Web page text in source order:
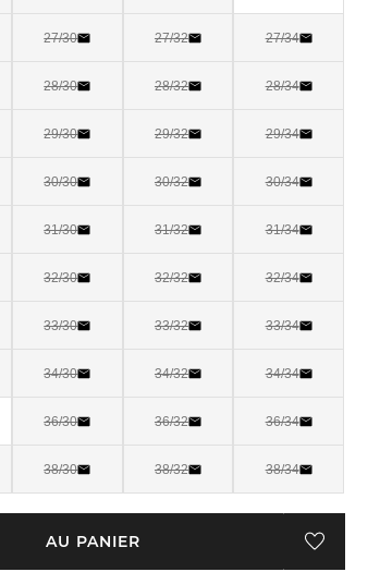
27/30 27/32 27/34
28/30 28/32 28/34
29/30 29/32 29/34
30/30 30/32 30/34
31/30 31/32 31/34
32/30 32/32 32/34
33/30 33/32 33/34
34/30 34/32 34/34
36/30 36/32 36/34
38/30 38/32 38/34
AU PANIER